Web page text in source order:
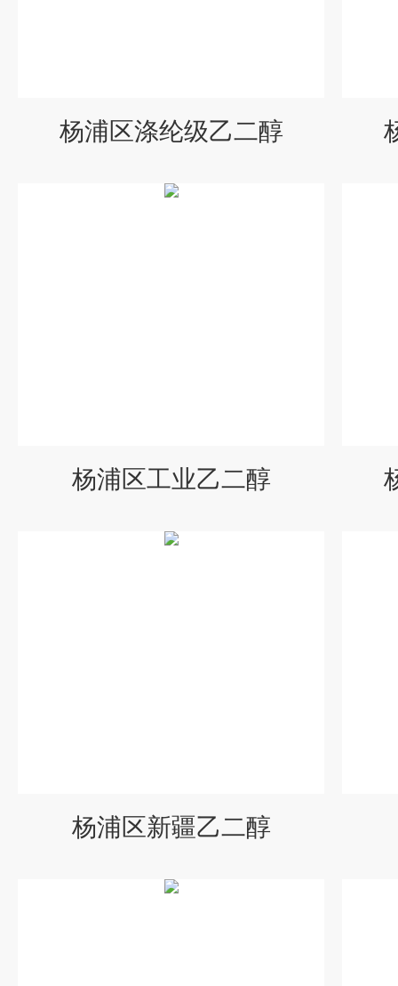
杨浦区涤纶级乙二醇
杨浦区工业乙二醇
杨浦区新疆乙二醇